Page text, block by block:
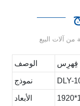
الوصف فِهرِس
نموذج DLY-
الأبعاد